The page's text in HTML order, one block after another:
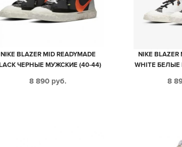
NIKE BLAZER MID READYMADE
ЧЕРНЫЕ МУЖСКИЕ (40-44)
8 890 руб.
NIKE BLAZER
WHITE
8